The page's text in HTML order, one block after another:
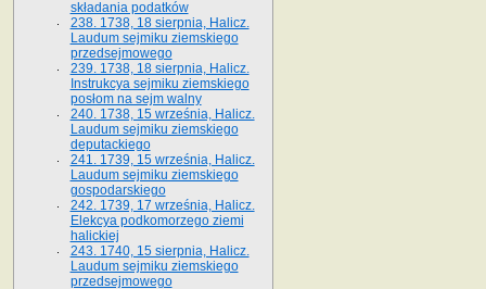
składania podatków
238. 1738, 18 sierpnia, Halicz.
Laudum sejmiku ziemskiego
przedsejmowego
239. 1738, 18 sierpnia, Halicz.
Instrukcya sejmiku ziemskiego
posłom na sejm walny
240. 1738, 15 września, Halicz.
Laudum sejmiku ziemskiego
deputackiego
241. 1739, 15 września, Halicz.
Laudum sejmiku ziemskiego
gospodarskiego
242. 1739, 17 września, Halicz.
Elekcya podkomorzego ziemi
halickiej
243. 1740, 15 sierpnia, Halicz.
Laudum sejmiku ziemskiego
przedsejmowego